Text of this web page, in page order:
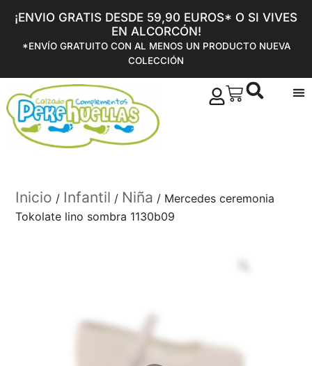
¡ENVIO GRATIS DESDE 59,90 EUROS* O SI VIVES
EN ALCORCÓN!
*ENVÍO GRATUITO CON AL MENOS UN PRODUCTO NUEVA
COLECCIÓN
Inicio / Infantil / Niña / Mercedes ceremonia
Tokolate lino sombra 1130b09